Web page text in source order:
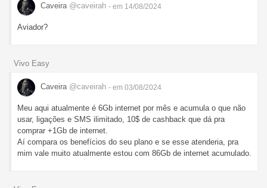
Caveira @caveirah - em 14/08/2024
Aviador?
Vivo Easy
Caveira @caveirah - em 03/08/2024
Meu aqui atualmente é 6Gb internet por mês e acumula o que não
usar, ligações e SMS ilimitado, 10$ de cashback que dá pra
comprar +1Gb de internet.
Aí compara os benefícios do seu plano e se esse atenderia, pra
mim vale muito atualmente estou com 86Gb de internet acumulado.